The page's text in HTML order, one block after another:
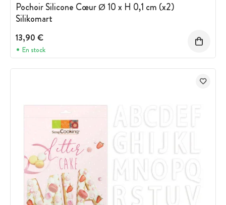
Pochoir Silicone Cœur Ø 10 x H 0,1 cm (x2)
Silikomart
13,90 €
En stock